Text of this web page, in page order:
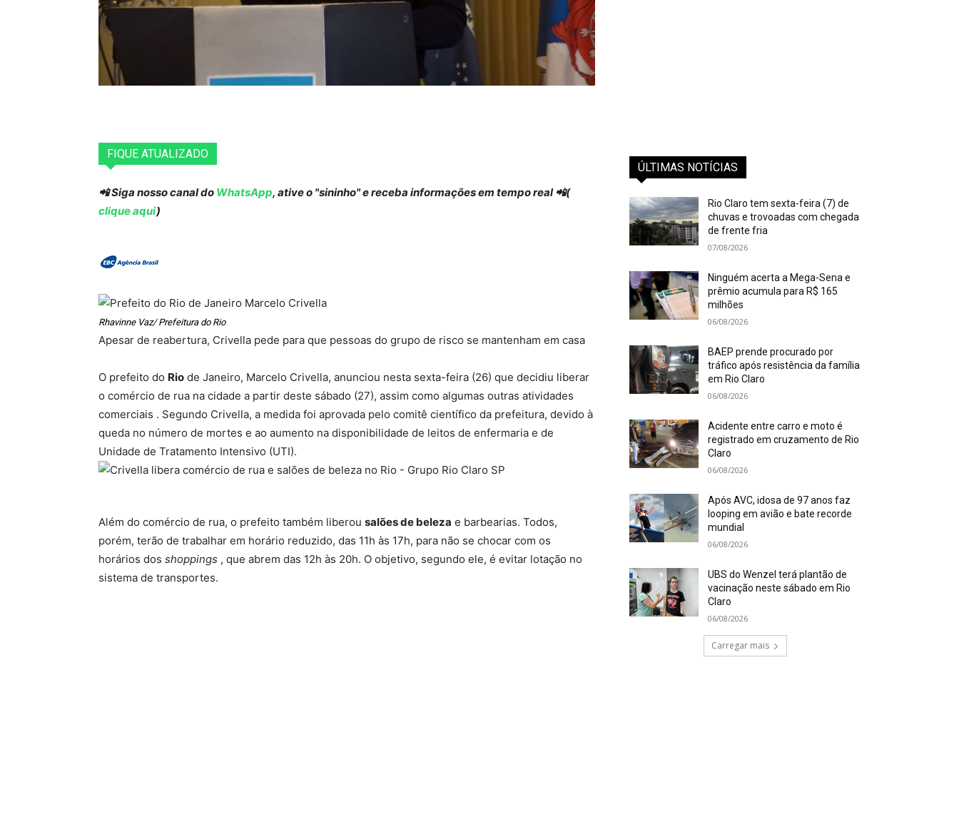
FIQUE ATUALIZADO
📲 Siga nosso canal do WhatsApp, ative o "sininho" e receba informações em tempo real 📲(
clique aqui)
Rhavinne Vaz/ Prefeitura do Rio
Apesar de reabertura, Crivella pede para que pessoas do grupo de risco se mantenham em casa
O prefeito do Rio de Janeiro, Marcelo Crivella, anunciou nesta sexta-feira (26) que decidiu liberar
o comércio de rua na cidade a partir deste sábado (27), assim como algumas outras atividades
comerciais . Segundo Crivella, a medida foi aprovada pelo comitê científico da prefeitura, devido à
queda no número de mortes e ao aumento na disponibilidade de leitos de enfermaria e de
Unidade de Tratamento Intensivo (UTI).
Além do comércio de rua, o prefeito também liberou salões de beleza e barbearias. Todos,
porém, terão de trabalhar em horário reduzido, das 11h às 17h, para não se chocar com os
horários dos shoppings , que abrem das 12h às 20h. O objetivo, segundo ele, é evitar lotação no
sistema de transportes.
ÚLTIMAS NOTÍCIAS
Rio Claro tem sexta-feira (7) de
chuvas e trovoadas com chegada
de frente fria
07/08/2026
Ninguém acerta a Mega-Sena e
prêmio acumula para R$ 165
milhões
06/08/2026
BAEP prende procurado por
tráfico após resistência da família
em Rio Claro
06/08/2026
Acidente entre carro e moto é
registrado em cruzamento de Rio
Claro
06/08/2026
Após AVC, idosa de 97 anos faz
looping em avião e bate recorde
mundial
06/08/2026
UBS do Wenzel terá plantão de
vacinação neste sábado em Rio
Claro
06/08/2026
Carregar mais